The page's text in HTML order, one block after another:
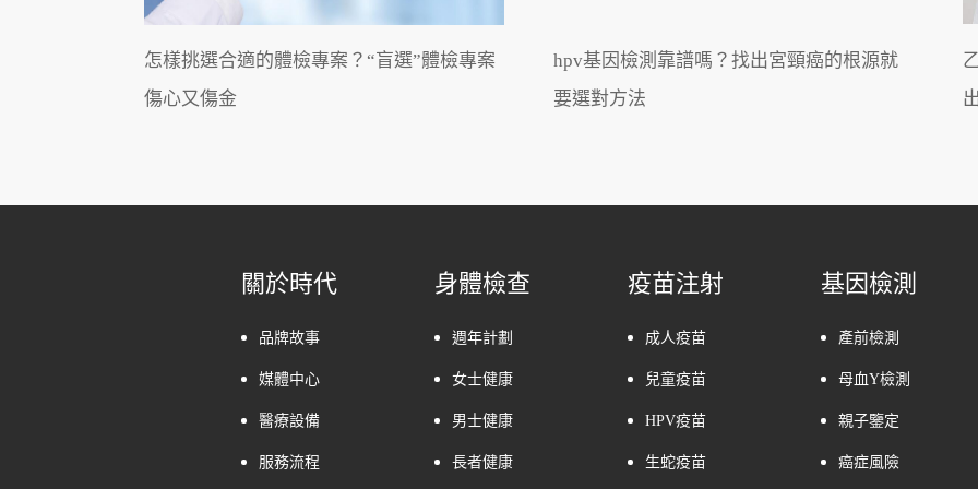
怎樣挑選合適的體檢專案？“盲選”體檢專案
傷心又傷金
hpv基因檢測靠譜嗎？找出宮頸癌的根源就
要選對方法
關於時代
品牌故事
媒體中心
醫療設備
服務流程
身體檢查
週年計劃
女士健康
男士健康
長者健康
疫苗注射
成人疫苗
兒童疫苗
HPV疫苗
生蛇疫苗
基因檢測
產前檢測
母血Y檢測
親子鑒定
癌症風險